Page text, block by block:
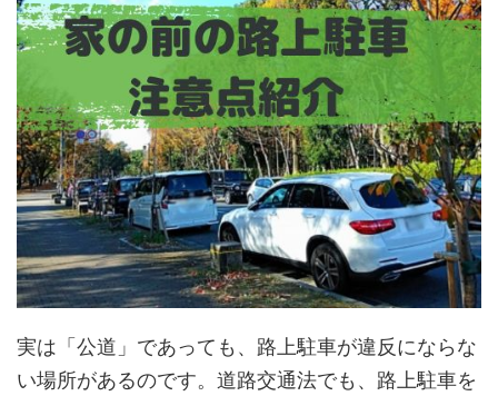
実は「公道」であっても、路上駐車が違反にならな
い場所があるのです。道路交通法でも、路上駐車を